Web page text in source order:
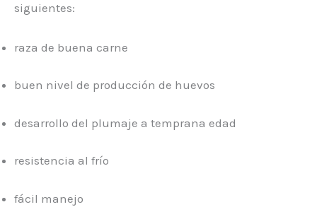
siguientes:
raza de buena carne
buen nivel de producción de huevos
desarrollo del plumaje a temprana edad
resistencia al frío
fácil manejo